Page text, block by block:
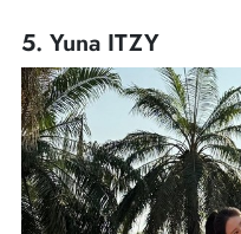
5. Yuna ITZY